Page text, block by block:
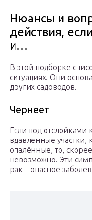
Нюансы и
действия,
и…
В этой подборке
ситуациях. Они
других садоводов.
Чернеет
Если под
вдавленные участки,
опалённые, то,
невозможно. Эти
рак – опасное